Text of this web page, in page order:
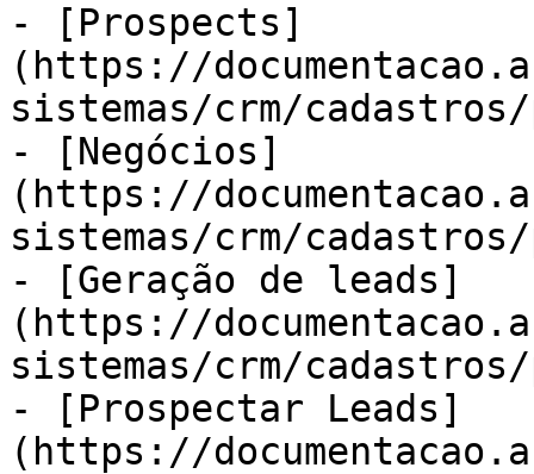
- [Prospects]
(https://
sistemas/crm/cadastros/
- [Negócios]
(https://
sistemas/crm/cadastros/
- [Geração de leads]
(https://
sistemas/crm/
- [Prospectar Leads]
(https://